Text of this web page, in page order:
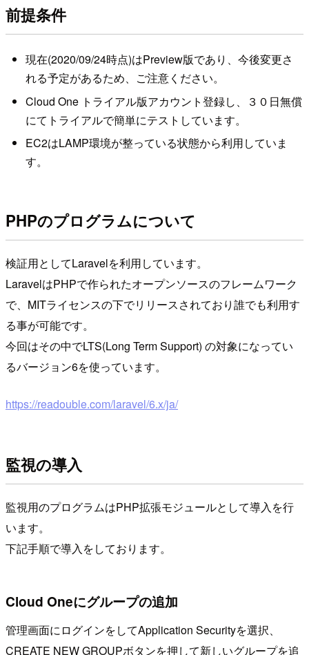
前提条件
現在(2020/09/24時点)はPreview版であり、今後変更さ
れる予定があるため、ご注意ください。
Cloud One トライアル版アカウント登録し、３０日無償
にてトライアルで簡単にテストしています。
EC2はLAMP環境が整っている状態から利用していま
す。
PHPのプログラムについて
検証用としてLaravelを利用しています。
LaravelはPHPで作られたオープンソースのフレームワーク
で、MITライセンスの下でリリースされており誰でも利用す
る事が可能です。
今回はその中でLTS(Long Term Support) の対象になってい
るバージョン6を使っています。
https://readouble.com/laravel/6.x/ja/
監視の導入
監視用のプログラムはPHP拡張モジュールとして導入を行
います。
下記手順で導入をしております。
Cloud Oneにグループの追加
管理画面にログインをしてApplication Securityを選択、
CREATE NEW GROUPボタンを押して新しいグループを追